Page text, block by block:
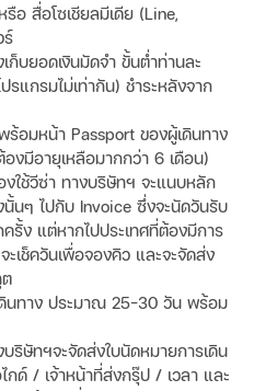
อ สื่อโซเชียลมีเดีย (Line,
ร์
ก็บยอดเงินมัดจำ ขั้นต่ำท่านละ
แกรมไม่เท่ากัน) ชำระหลังจาก
ร้อมหน้า Passport ของผู้เดินทาง
งมีอายุเหลือมากกว่า 6 เดือน)
ใช้วีซ่า ทางบริษัทฯ จะแนบหลัก
นั้นๆ ไปกับ Invoice ซึ่งจะนัดวันรับ
รั้ง แต่หากไปประเทศที่ต้องมีการ
เช็ควันเพื่อจองคิว และจะจัดส่ง
ดินทาง ประมาณ 25-30 วัน พร้อม
ริษัทฯจะจัดส่งใบนัดหมายการเดิน
กด์ / เจ้าหน้าที่ส่งกรุ๊ป / เวลา และ